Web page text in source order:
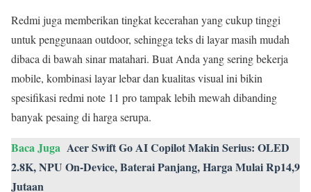
Redmi juga memberikan tingkat kecerahan yang cukup tinggi
untuk penggunaan outdoor, sehingga teks di layar masih mudah
dibaca di bawah sinar matahari. Buat Anda yang sering bekerja
mobile, kombinasi layar lebar dan kualitas visual ini bikin
spesifikasi redmi note 11 pro tampak lebih mewah dibanding
banyak pesaing di harga serupa.
Baca Juga Acer Swift Go AI Copilot Makin Serius: OLED
2.8K, NPU On-Device, Baterai Panjang, Harga Mulai Rp14,9
Jutaan